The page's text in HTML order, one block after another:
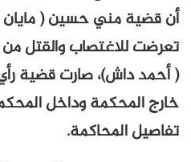
أن قضية مني حسين ( مايان
تعرضت للاغتصاب والقتل
( أحمد داش)، صارت قضية
خارج المحكمة وداخل
تفاصيل المحاكمة.